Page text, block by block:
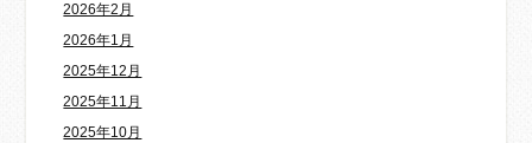
2026年2月
2026年1月
2025年12月
2025年11月
2025年10月